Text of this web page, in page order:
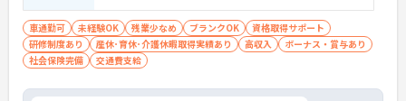
車通勤可 未経験OK 残業少なめ ブランクOK
資格取得サポート
研修制度あり
産休･育休･介護休暇取得実績あり 高収入
ボーナス・賞与あり
社会保険完備
交通費支給